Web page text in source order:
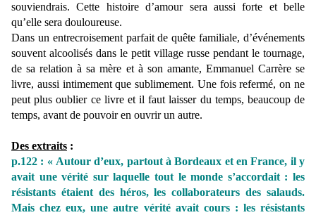
souviendrais. Cette histoire d’amour sera aussi forte et belle
qu’elle sera douloureuse.
Dans un entrecroisement parfait de quête familiale, d’événements
souvent alcoolisés dans le petit village russe pendant le tournage,
de sa relation à sa mère et à son amante, Emmanuel Carrère se
livre, aussi intimement que sublimement. Une fois refermé, on ne
peut plus oublier ce livre et il faut laisser du temps, beaucoup de
temps, avant de pouvoir en ouvrir un autre.
Des extraits :
p.122 : « Autour d’eux, partout à Bordeaux et en France, il y
avait une vérité sur laquelle tout le monde s’accordait : les
résistants étaient des héros, les collaborateurs des salauds.
Mais chez eux, une autre vérité avait cours : les résistants